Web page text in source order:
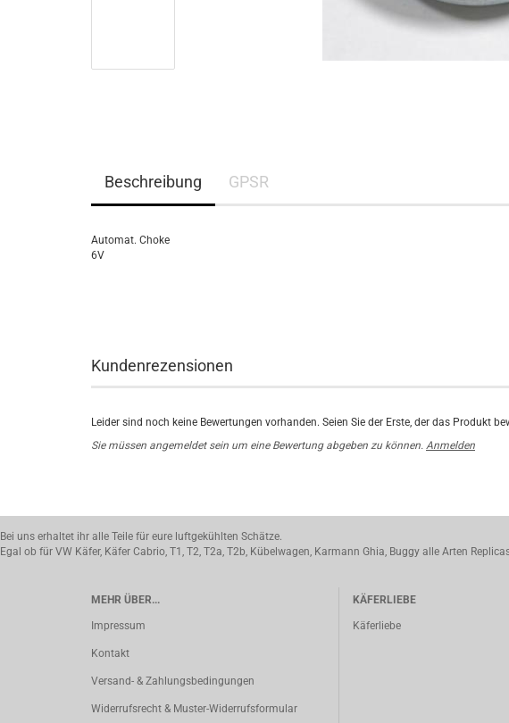
Beschreibung GPSR
Automat. Choke
6V
Kundenrezensionen
Leider sind noch keine Bewertungen vorhanden. Seien Sie der Erste, der das Produkt
Sie müssen angemeldet sein um eine Bewertung abgeben zu können. Anmelden
Bei uns erhaltet ihr alle Teile für eure luftgekühlten Schätze.
Egal ob für VW Käfer, Käfer Cabrio, T1, T2, T2a, T2b, Kübelwagen, Karmann Ghia, Buggy alle Arten
MEHR ÜBER...
Impressum
Kontakt
Versand- & Zahlungsbedingungen
Widerrufsrecht & Muster-Widerrufsformular
KÄFERLIEBE
Käferliebe